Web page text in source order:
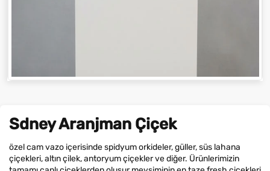
Sdney Aranjman Çiçek
özel cam vazo içerisinde spidyum orkideler, güller, süs lahana
çiçekleri, altın çilek, antoryum çiçekler ve diğer. Ürünlerimizin